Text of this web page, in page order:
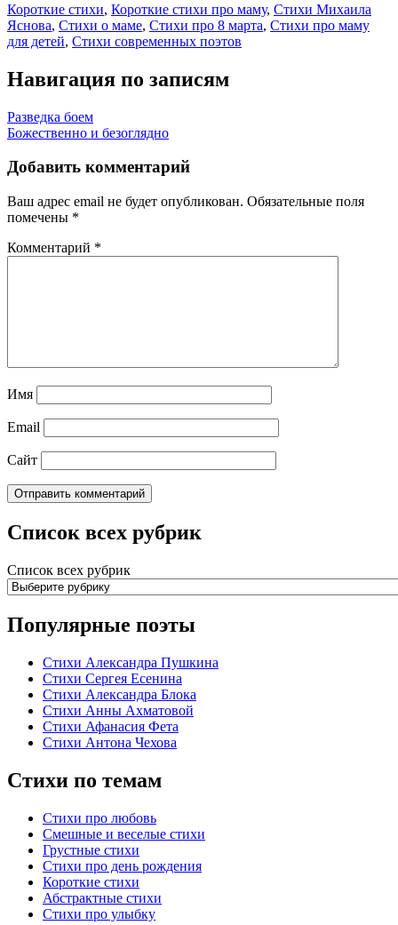
Короткие стихи, Короткие стихи про маму, Стихи Михаила
Яснова, Стихи о маме, Стихи про 8 марта, Стихи про маму
для детей, Стихи современных поэтов
Навигация по записям
Разведка боем
Божественно и безоглядно
Добавить комментарий
Ваш адрес email не будет опубликован. Обязательные поля
помечены *
Комментарий *
Имя
Email
Сайт
Список всех рубрик
Список всех рубрик
Популярные поэты
Стихи Александра Пушкина
Стихи Сергея Есенина
Стихи Александра Блока
Стихи Анны Ахматовой
Стихи Афанасия Фета
Стихи Антона Чехова
Стихи по темам
Стихи про любовь
Смешные и веселые стихи
Грустные стихи
Стихи про день рождения
Короткие стихи
Абстрактные стихи
Стихи про улыбку